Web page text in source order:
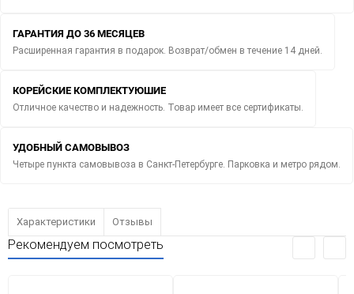
ГАРАНТИЯ ДО 36 МЕСЯЦЕВ
Расширенная гарантия в подарок. Возврат/обмен в течение 14 дней.
КОРЕЙСКИЕ КОМПЛЕКТУЮШИЕ
Отличное качество и надежность. Товар имеет все сертификаты.
УДОБНЫЙ САМОВЫВОЗ
Четыре пункта самовывоза в Санкт-Петербурге. Парковка и метро рядом.
Характеристики Отзывы
Рекомендуем посмотреть